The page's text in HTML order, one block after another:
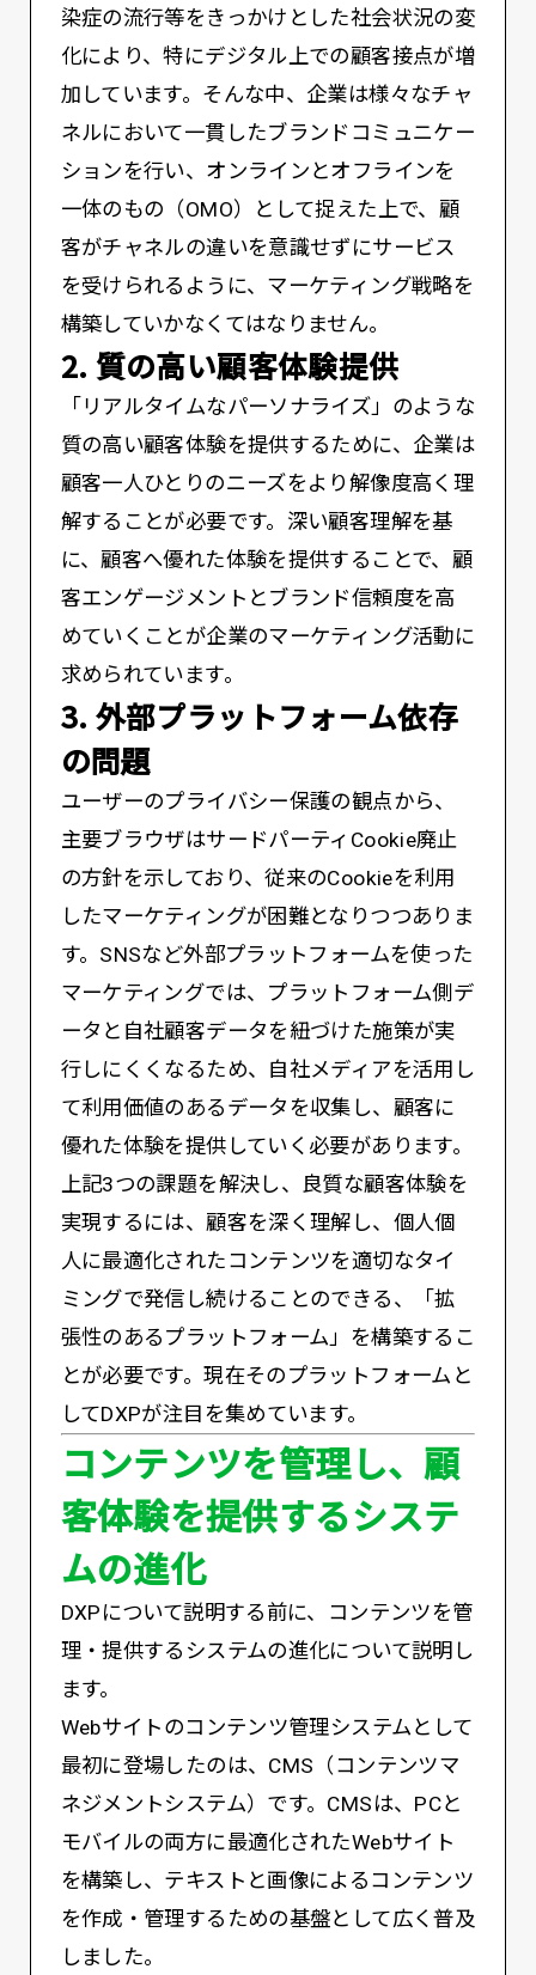
染症の流行等をきっかけとした社会状況の変
化により、特にデジタル上での顧客接点が増
加しています。そんな中、企業は様々なチャ
ネルにおいて一貫したブランドコミュニケー
ションを行い、オンラインとオフラインを
一体のもの（OMO）として捉えた上で、顧
客がチャネルの違いを意識せずにサービス
を受けられるように、マーケティング戦略を
構築していかなくてはなりません。
2. 質の高い顧客体験提供
「リアルタイムなパーソナライズ」のような
質の高い顧客体験を提供するために、企業は
顧客一人ひとりのニーズをより解像度高く理
解することが必要です。深い顧客理解を基
に、顧客へ優れた体験を提供することで、顧
客エンゲージメントとブランド信頼度を高
めていくことが企業のマーケティング活動に
求められています。
3. 外部プラットフォーム依存
の問題
ユーザーのプライバシー保護の観点から、
主要ブラウザはサードパーティCookie廃止
の方針を示しており、従来のCookieを利用
したマーケティングが困難となりつつありま
す。SNSなど外部プラットフォームを使った
マーケティングでは、プラットフォーム側デ
ータと自社顧客データを紐づけた施策が実
行しにくくなるため、自社メディアを活用し
て利用価値のあるデータを収集し、顧客に
優れた体験を提供していく必要があります。
上記3つの課題を解決し、良質な顧客体験を
実現するには、顧客を深く理解し、個人個
人に最適化されたコンテンツを適切なタイ
ミングで発信し続けることのできる、「拡
張性のあるプラットフォーム」を構築するこ
とが必要です。現在そのプラットフォームと
してDXPが注目を集めています。
コンテンツを管理し、顧
客体験を提供するシステ
ムの進化
DXPについて説明する前に、コンテンツを管
理・提供するシステムの進化について説明し
ます。
Webサイトのコンテンツ管理システムとして
最初に登場したのは、CMS（コンテンツマ
ネジメントシステム）です。CMSは、PCと
モバイルの両方に最適化されたWebサイト
を構築し、テキストと画像によるコンテンツ
を作成・管理するための基盤として広く普及
しました。